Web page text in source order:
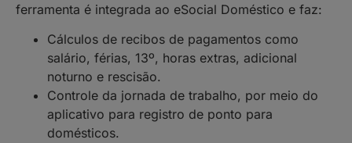
ferramenta é integrada ao eSocial Doméstico e faz:
Cálculos de recibos de pagamentos como
salário, férias, 13º, horas extras, adicional
noturno e rescisão.
Controle da jornada de trabalho, por meio do
aplicativo para registro de ponto para
domésticos.